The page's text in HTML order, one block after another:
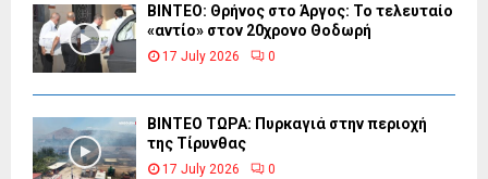
ΒΙΝΤΕΟ: Θρήνος στο Άργος: Το τελευταίο
«αντίο» στον 20χρονο Θοδωρή
17 July 2026 0
ΒΙΝΤΕΟ ΤΩΡΑ: Πυρκαγιά στην περιοχή
της Τίρυνθας
17 July 2026 0